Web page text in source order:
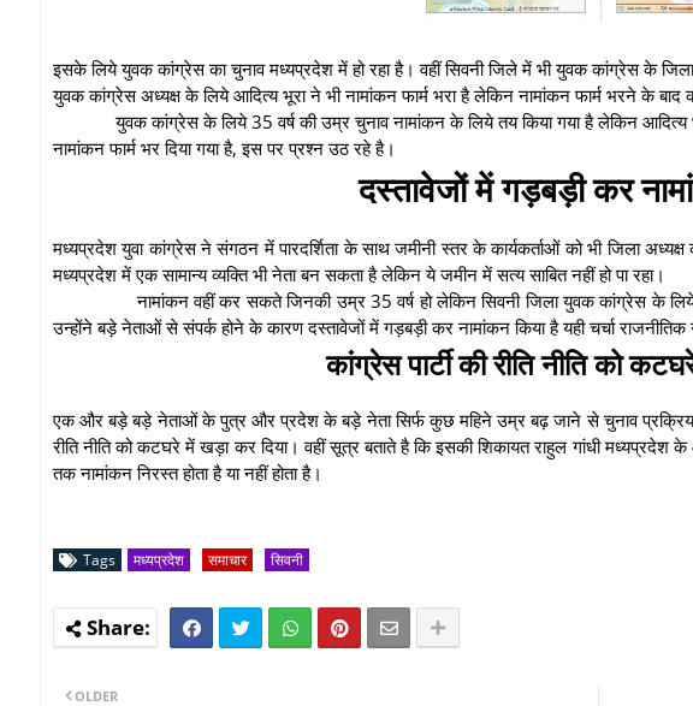
इसके लिये युवक कांग्रेस का चुनाव मध्यप्रदेश में हो रहा है। वहीं सिवनी जिले में भी युवक कांग्रेस के
युवक कांग्रेस अध्यक्ष के लिये आदित्य भूरा ने भी नामांकन फार्म भरा है लेकिन नामांकन फार्म भरने के बाद
युवक कांग्रेस के लिये 35 वर्ष की उम्र चुनाव नामांकन के लिये तय किया गया है लेकिन
नामांकन फार्म भर दिया गया है, इस पर प्रश्न उठ रहे है।
दस्तावेजों में गड़बड़ी कर
मध्यप्रदेश युवा कांग्रेस ने संगठन में पारदर्शिता के साथ जमीनी स्तर के कार्यकर्ताओं को भी जिला
मध्यप्रदेश में एक सामान्य व्यक्ति भी नेता बन सकता है लेकिन ये जमीन में सत्य साबित नहीं हो पा रहा।
नामांकन वहीं कर सकते जिनकी उम्र 35 वर्ष हो लेकिन सिवनी जिला युवक कांग्रेस के
उन्होंने बड़े नेताओं से संपर्क होने के कारण दस्तावेजों में गड़बड़ी कर नामांकन किया है यही चर्चा राजनीतिक
कांग्रेस पार्टी की रीति नीति को
एक और बड़े बड़े नेताओं के पुत्र और प्रदेश के बड़े नेता सिर्फ कुछ महिने उम्र बढ़ जाने से चुनाव प्रक्रिया
रीति नीति को कटघरे में खड़ा कर दिया। वहीं सूत्र बताते है कि इसकी शिकायत राहुल गांधी
तक नामांकन निरस्त होता है या नहीं होता है।
Tags मध्यप्रदेश समाचार सिवनी
OLDER